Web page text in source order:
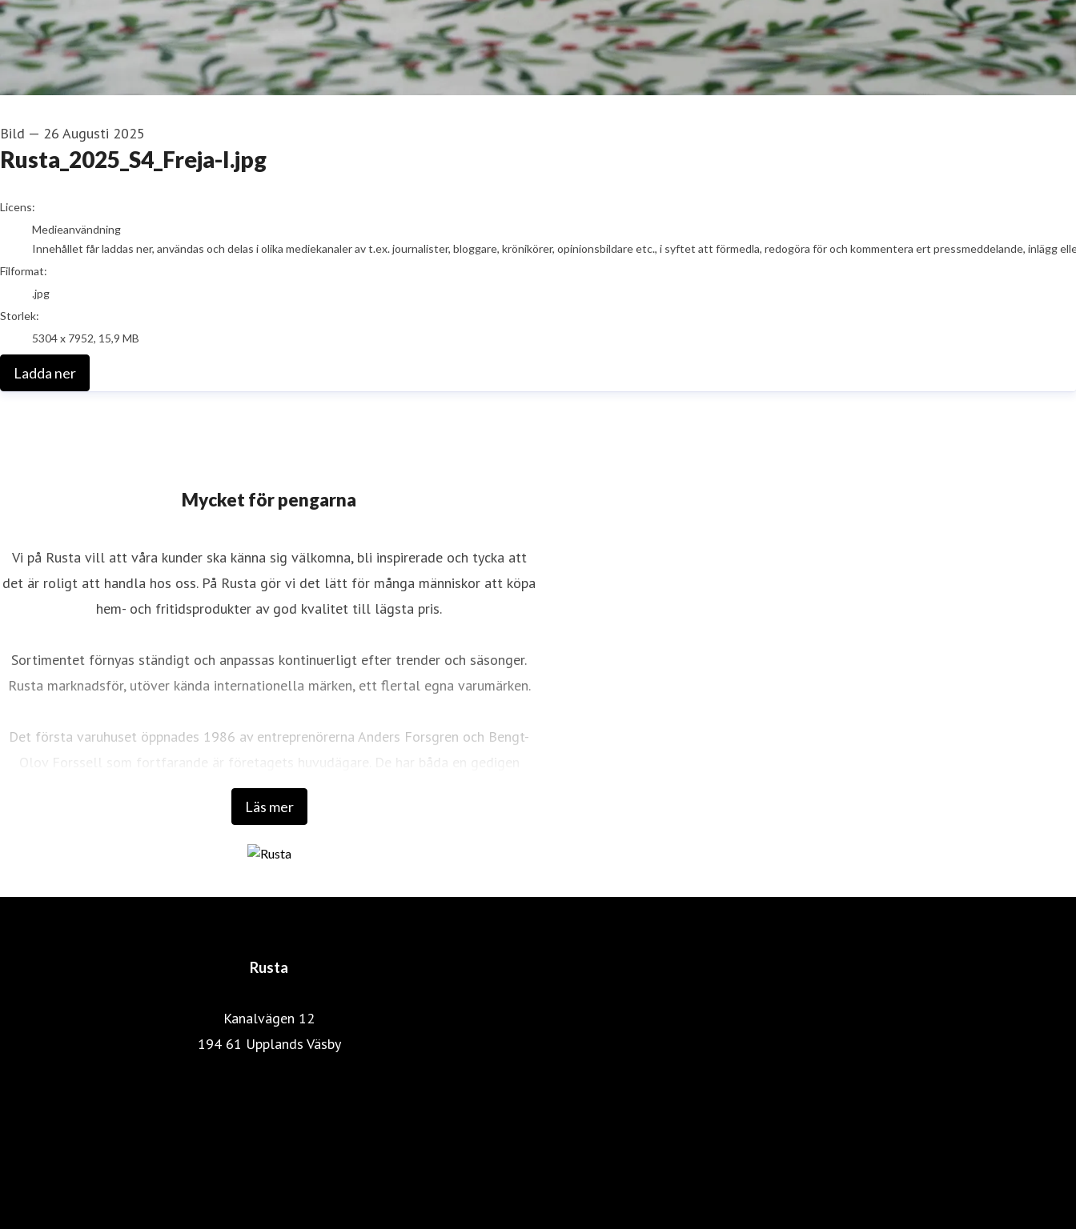
Bild — 26 Augusti 2025
Rusta_2025_S4_Freja-I.jpg
go to media item
Licens:
Medieanvändning
Innehållet får laddas ner, användas och delas i olika mediekanaler av t.ex. journalister, bloggare, krönikörer, opinionsbildare etc., i syftet att förmedla, redogöra för och kommentera ert pressmeddelande,
Filformat:
.jpg
Storlek:
5304 x 7952, 15,9 MB
Ladda ner
Mycket för pengarna
Läs mer
Vi på Rusta vill att våra kunder ska känna sig välkomna, bli inspirerade och tycka att
det är roligt att handla hos oss. På Rusta gör vi det lätt för många människor att köpa
hem- och fritidsprodukter av god kvalitet till lägsta pris.
Sortimentet förnyas ständigt och anpassas kontinuerligt efter trender och säsonger.
Rusta marknadsför, utöver kända internationella märken, ett flertal egna varumärken.
Det första varuhuset öppnades 1986 av entreprenörerna Anders Forsgren och Bengt-
Olov Forssell som fortfarande är företagets huvudägare. De har båda en gedigen
utbildning och bakgrund inom distribution, marknadsföring och detaljhandel. En
lyckosam kombination som skapat det som idag är Rusta.
Rusta
Kanalvägen 12
194 61 Upplands Väsby